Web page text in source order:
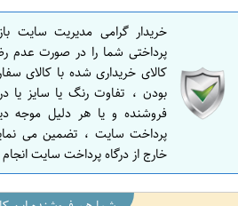
خریدار گرامی مدیریت سایت
پرداختی شما را در صورت عدم
کالای خریداری شده با کالای
بودن ، تفاوت رنگ یا سایز یا
فروشنده و یا هر دلیل موجه
پرداخت سایت ، تضمین می
خارج از درگاه پرداخت سایت